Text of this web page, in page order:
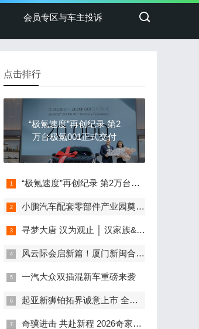
会员专区与车主投诉
点击排行
“极氪速度”再创纪录 第2
万台极氪001正式交付
“极氪速度”再创纪录 第2万台极氪001正式交付
小鹏汽车配套零部件产业园奠基，打造世界级新能源智能汽车集群
寻梦大唐 汉为观止 │ 汉家族&2022款唐EV新车上市发布会，敬请期待！
风云际会启新篇！厦门新闽合奇瑞风云体验中心盛大开业
一汽大众双插混新车重磅来袭
起亚新狮铂拓界诚意上市 全国统一“焕新一口价”10.99万元起
奇骥进击 共赴新程 2026奇家宴在福州盛大举行